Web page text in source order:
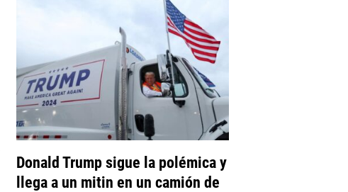
Donald Trump sigue la polémica y
llega a un mitin en un camión de